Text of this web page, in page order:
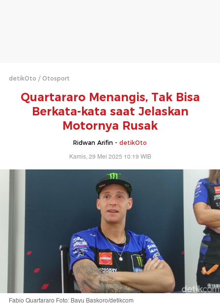
detikOto Otosport
Quartararo Menangis, Tak Bisa
Berkata-kata saat Jelaskan
Motornya Rusak
Ridwan Arifin - detikOto
Kamis, 29 Mei 2025 10:19 WIB
Fabio Quartararo Foto: Bayu Baskoro/detikcom